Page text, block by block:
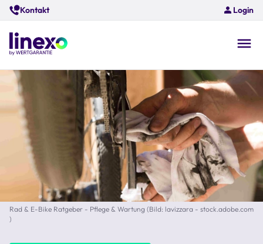
Skip
to
main
content
Kontakt Login
Rad & E-Bike Ratgeber - Pflege & Wartung (Bild: lavizzara - stock.adobe.com
)